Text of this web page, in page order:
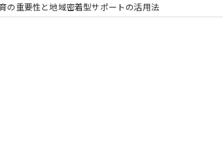
の重要性と地域密着型サポートの活用法